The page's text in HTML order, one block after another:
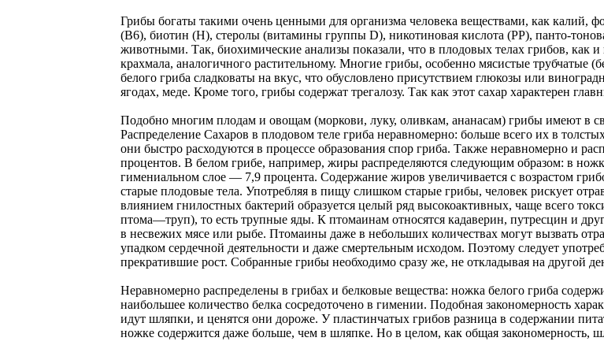
Грибы богаты такими очень ценными для организма человека веществами, как
(В6), биотин (Н), стеролы (витамины группы D), никотиновая кислота (РР), панто-
животными. Так, биохимические анализы показали, что в плодовых телах грибов, как
крахмала, аналогичного растительному. Многие грибы, особенно мясистые трубчатые
белого гриба сладковаты на вкус, что обусловлено присутствием глюкозы или
ягодах, меде. Кроме того, грибы содержат трегалозу. Так как этот сахар характерен
Подобно многим плодам и овощам (моркови, луку, оливкам, ананасам) грибы имеют в
Распределение Сахаров в плодовом теле гриба неравномерно: больше всего их в
они быстро расходуются в процессе образования спор гриба. Также неравномерно и
процентов. В белом грибе, например, жиры распределяются следующим образом: в
гимениальном слое — 7,9 процента. Содержание жиров увеличивается с возрастом
старые плодовые тела. Употребляя в пищу слишком старые грибы, человек рискует
влиянием гнилостных бактерий образуется целый ряд высокоактивных, чаще всего
птома—труп), то есть трупные яды. К птомаинам относятся кадаверин, путресцин и
в несвежих мясе или рыбе. Птомаины даже в небольших количествах могут вызвать
упадком сердечной деятельности и даже смертельным исходом. Поэтому следует
прекратившие рост. Собранные грибы необходимо сразу же, не откладывая на другой
Неравномерно распределены в грибах и белковые вещества: ножка белого гриба
наибольшее количество белка сосредоточено в гимении. Подобная закономерность
идут шляпки, и ценятся они дороже. У пластинчатых грибов разница в содержании
ножке содержится даже больше, чем в шляпке. Но в целом, как общая закономерность,